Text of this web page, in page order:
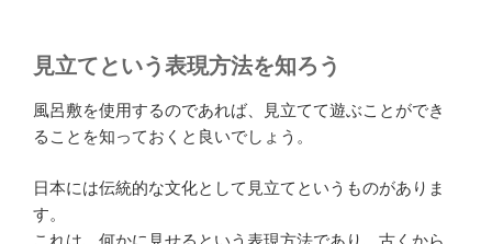
見立てという表現方法を知ろう
風呂敷を使用するのであれば、見立てて遊ぶことができ
ることを知っておくと良いでしょう。
日本には伝統的な文化として見立てというものがありま
す。
これは、何かに見せるという表現方法であり、古くから